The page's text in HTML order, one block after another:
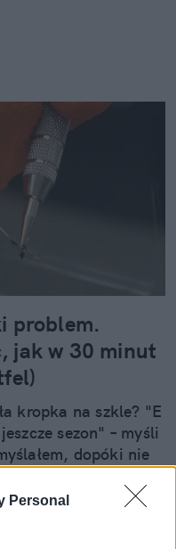
Personal
problem.
jak w 30 minut
kropka na szkle? "E
sezon" – myśli
dopóki nie
bomba. Gdy
nagła zmiana